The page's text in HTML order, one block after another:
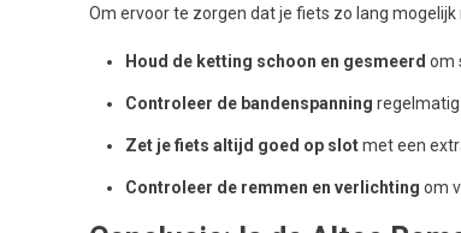
Om ervoor te zorgen dat je fiets zo lang
Houd de ketting schoon en gesmeerd om
Controleer de bandenspanning regelmatig
Zet je fiets altijd goed op slotmet een
Controleer de remmen en verlichting om